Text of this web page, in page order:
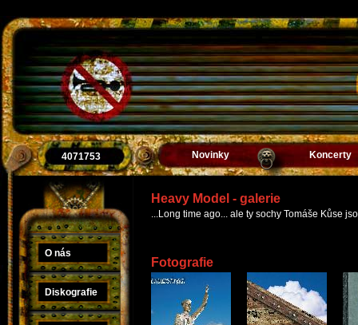
4071753 Novinky Koncerty
O nás
Diskografie
Heavy Model - galerie
...Long time ago... ale ty sochy Tomáše Kůse
Fotografie